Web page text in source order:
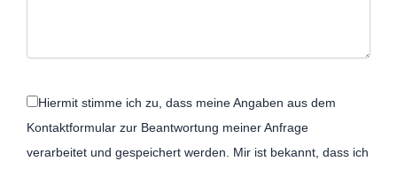
Hiermit stimme ich zu, dass meine Angaben aus dem
Kontaktformular zur Beantwortung meiner Anfrage
verarbeitet und gespeichert werden. Mir ist bekannt, dass ich